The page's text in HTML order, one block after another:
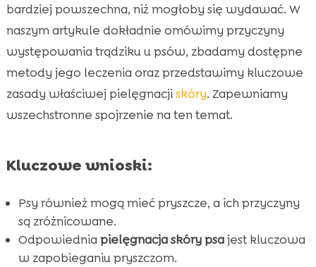
 Najczęstsze objawy pryszczy u psów
 Diagnozowanie pryszczy u psów
 Metody leczenia pryszczy u psów
 Zapobieganie pryszczom u psów
 Pielęgnacja psiej skóry
 Dieta a zdrowie skóry psa
 Pies pryszcze – leczenie domowe
 Higiena a zdrowie skóry psa
 Wniosek
bardziej powszechna, niż mogłoby się wydawać. W
naszym artykule dokładnie omówimy przyczyny
występowania trądziku u psów, zbadamy dostępne
metody jego leczenia oraz przedstawimy kluczowe
zasady właściwej pielęgnacjiskóry. Zapewniamy
wszechstronne spojrzenie na ten temat.
Kluczowe wnioski:
Psy również mogą mieć pryszcze, a ich przyczyny
są zróżnicowane.
Odpowiednia pielęgnacja skóry psajest kluczowa
w zapobieganiu pryszczom.